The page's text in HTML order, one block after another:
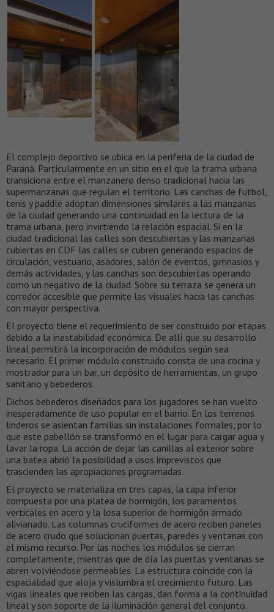
El complejo deportivo se ubica en la periferia de la ciudad de
Paraná. Particularmente en un sitio en el que la trama urbana
transiciona entre el manzanero denso tradicional hacia las
supermanzanas que regulan el territorio. Las canchas de futbol,
tenis y paddle adoptan dimensiones similares a las manzanas
de la ciudad generando una continuidad en la lectura de la
trama urbana, pero invirtiendo la relación espacial. Si en la
ciudad tradicional las calles son descubiertas y las manzanas
cubiertas en CDF las calles se cubren generando espacios de
circulación, vestuario, asadores, salón de eventos, gimnasios y
demás actividades, y las canchas son descubiertas operando
como un negativo de la ciudad. Sobre su terraza se genera un
corredor accesible que permite las visuales hacia las canchas
con mayor perspectiva.
El proyecto tiene el requerimiento de ser construido por etapas
debido a la inestabilidad económica. De allí que su desarrollo
lineal permitirá la incorporación de módulos según sea
necesario. El primer módulo construido consta de una cocina y
mostrador para un bar, un depósito de herramientas, un grupo
sanitario y bebederos.
Dichos bebederos diseñados para los jugadores se han vuelto
inesperadamente de uso popular en el barrio. En los terrenos
linderos se asientan familias sin instalaciones formales, por lo
que este pabellón se transformó en el lugar para cargar agua y
lavar la ropa. La acción de dejar las canillas al exterior sobre
una batea abrió la posibilidad a usos imprevistos que
trascienden las apropiaciones programadas.
El proyecto se materializa en tres capas, la capa inferior
compuesta por una platea de hormigón, los paramentos
verticales en acero y la losa superior de hormigón armado
alivianado. Las columnas cruciformes de acero reciben paneles
de acero crudo que solucionan puertas, paredes y ventanas con
el mismo recurso. Por las noches los módulos se cierran
completamente, mientras que de día las puertas y ventanas se
abren volviéndose permeables. La estructura coincide con la
espacialidad que aloja y vislumbra el crecimiento futuro. Las
vigas lineales que reciben las cargas, dan forma a la continuidad
lineal y son soporte de la iluminación general del conjunto.